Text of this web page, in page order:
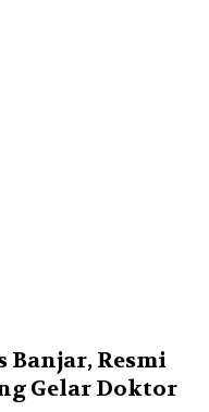
Banjar, Resmi
Gelar Doktor